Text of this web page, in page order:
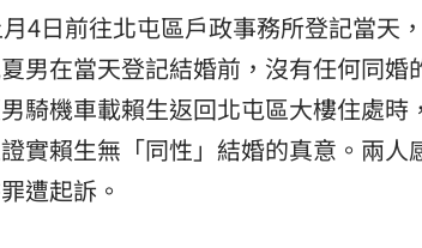
4日前往北屯區戶政事務所登記當天
男在當天登記結婚前，沒有任何同
騎機車載賴生返回北屯區大樓住處時
實賴生無「同性」結婚的真意。兩
遭起訴。